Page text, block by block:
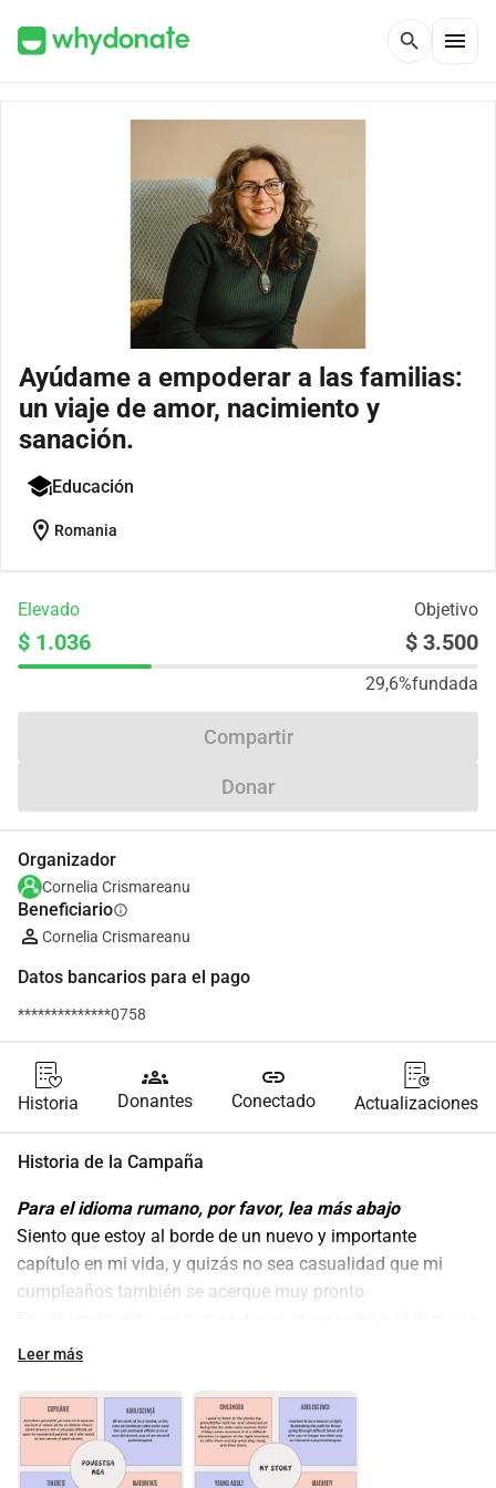
search menu
Ayúdame a empoderar a las familias:
un viaje de amor, nacimiento y
sanación.
Educación
location_on Romania
Elevado Objetivo
$ 1.036 $ 3.500
29,6%fundada
Compartir
Donar
Organizador
Cornelia Crismareanu
Beneficiarioinfo
Cornelia Crismareanu
Datos bancarios para el pago
**************0758
Historia
groups
Donantes
link
Conectado Actualizaciones
Historia de la Campaña
Para el idioma rumano, por favor, lea más abajo
Siento que estoy al borde de un nuevo y importante
capítulo en mi vida, y quizás no sea casualidad que mi
cumpleaños también se acerque muy pronto.
de contribuir más a la comunidad apoyando a las mujeres
Recientemente, se me ha presentado una oportunidad
Mujer Sabia Iluminada
, un programa profundo y
Leer más